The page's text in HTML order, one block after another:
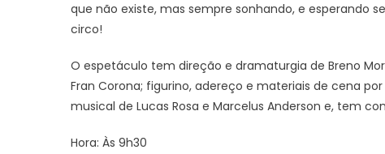
que não existe, mas sempre sonhando, e esperando
circo!
O espetáculo tem direção e dramaturgia de Breno
Fran Corona; figurino, adereço e materiais de cena
musical de Lucas Rosa e Marcelus Anderson e, tem
Hora: Às 9h30